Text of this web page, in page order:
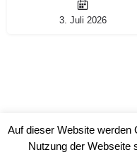
3. Juli 2026
Auf dieser Website werden
Nutzung der Webseite